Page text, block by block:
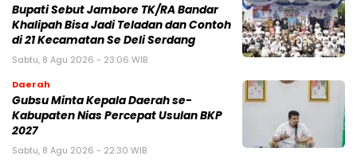
Bupati Sebut Jambore TK/RA Bandar
Khalipah Bisa Jadi Teladan dan Contoh
di 21 Kecamatan Se Deli Serdang
Sabtu, 8 Agu 2026 - 23:06 WIB
Daerah
Gubsu Minta Kepala Daerah se-
Kabupaten Nias Percepat Usulan BKP
2027
Sabtu, 8 Agu 2026 - 22:30 WIB